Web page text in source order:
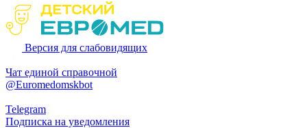
Версия для слабовидящих
Чат единой справочной
@Euromedomskbot
Telegram
Подписка на уведомления